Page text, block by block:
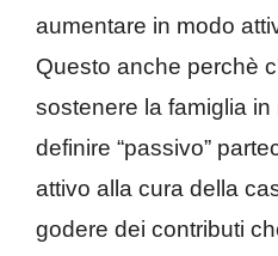
aumentare in modo
Questo anche perchè
sostenere la famiglia
definire “passivo”
attivo alla cura della
godere dei contributi